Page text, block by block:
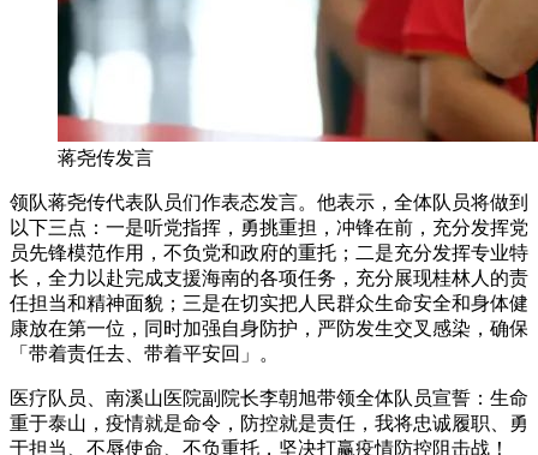
蒋尧传发言
领队蒋尧传代表队员们作表态发言。他表示，全体队员将做到
以下三点：一是听党指挥，勇挑重担，冲锋在前，充分发挥党
员先锋模范作用，不负党和政府的重托；二是充分发挥专业特
长，全力以赴完成支援海南的各项任务，充分展现桂林人的责
任担当和精神面貌；三是在切实把人民群众生命安全和身体健
康放在第一位，同时加强自身防护，严防发生交叉感染，确保
「带着责任去、带着平安回」。
医疗队员、南溪山医院副院长李朝旭带领全体队员宣誓：生命
重于泰山，疫情就是命令，防控就是责任，我将忠诚履职、勇
于担当、不辱使命、不负重托，坚决打赢疫情防控阻击战！